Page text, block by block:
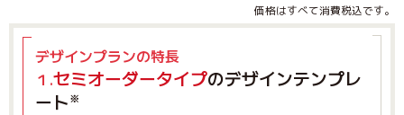
価格はすべて消費税込です。
デザインプランの特長
１.セミオーダータイプのデザインテンプレ
ート※